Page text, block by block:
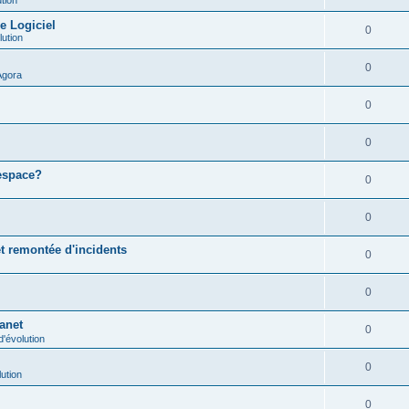
Logiciel 0
0
0
0
0
0
remontée d'incidents 0
0
0
0
0